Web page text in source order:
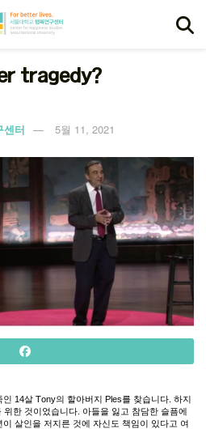
tragedy?
센터 5월 11, 2021
인 14살 Tony의 할아버지 Ples를 찾습니다 하지
위한 것이었습니다 아들을 잃고 참담한 슬픔에
이 살인을 저지른 것에 자신도 책임이 있다고 여